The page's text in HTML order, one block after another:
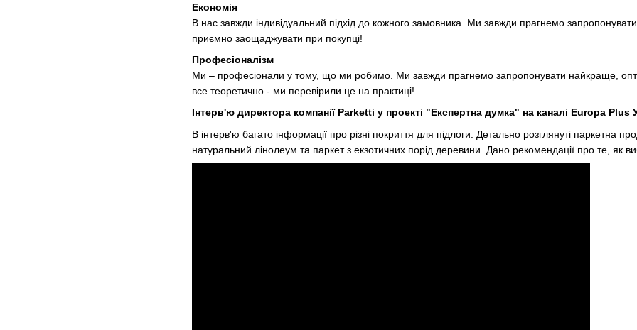
Економія
В нас завжди індивідуальний підхід до кожного замовника. Ми завжди прагнемо
приємно заощаджувати при покупці!
Професіоналізм
Ми – професіонали у тому, що ми робимо. Ми завжди прагнемо запропонувати найкраще,
все теоретично - ми перевірили це на практиці!
Інтерв'ю директора компанії Parketti у проекті "Експертна думка" на каналі Europa Plus
В інтерв'ю багато інформації про різні покриття для підлоги. Детально розглянуті паркетна
натуральний лінолеум та паркет з екзотичних порід деревини. Дано рекомендації про те, як